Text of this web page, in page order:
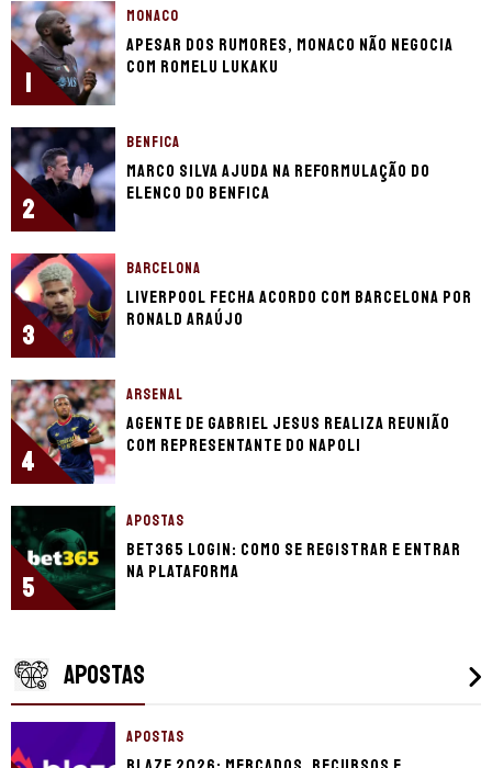
1
MONACO
Apesar dos rumores, Monaco não negocia
com Romelu Lukaku
2
BENFICA
Marco Silva ajuda na reformulação do
elenco do Benfica
3
BARCELONA
Liverpool fecha acordo com Barcelona por
Ronald Araújo
4
ARSENAL
Agente de Gabriel Jesus realiza reunião
com representante do Napoli
5
APOSTAS
bet365 login: como se registrar e entrar
na plataforma
APOSTAS
APOSTAS